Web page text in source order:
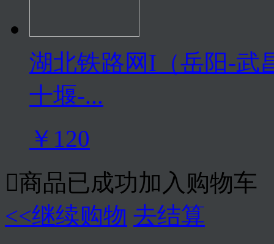
湖北铁路网I（岳阳-武
十堰-...
￥120
商品已成功加入购物车
<<继续购物 去结算